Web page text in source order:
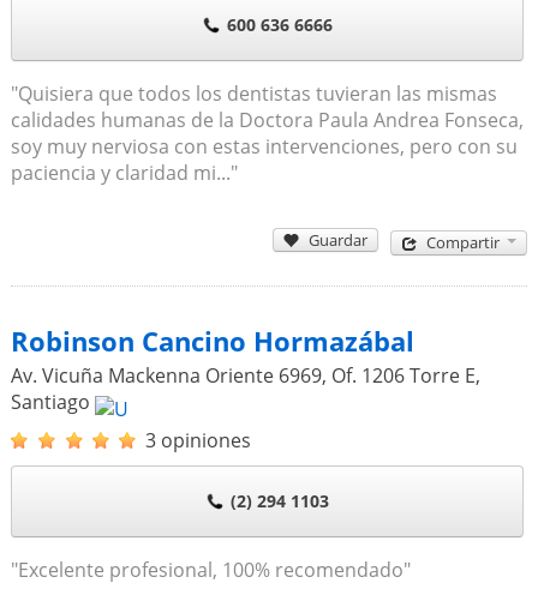
600 636 6666
"Quisiera que todos los dentistas tuvieran las mismas
calidades humanas de la Doctora Paula Andrea Fonseca,
soy muy nerviosa con estas intervenciones, pero con su
paciencia y claridad mi..."
Guardar Compartir
Robinson Cancino Hormazábal
Av. Vicuña Mackenna Oriente 6969, Of. 1206 Torre E,
Santiago
3 opiniones
(2) 294 1103
"Excelente profesional, 100% recomendado"